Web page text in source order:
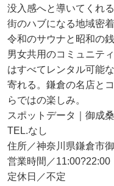
没入感へと導いてくれる
街のハブになる地域密
令和のサウナと昭和の
男女共用のコミュニテ
はすべてレンタル可能
寄れる。鎌倉の名店と
らではの楽しみ。
スポットデータ｜御成
TEL.なし
住所／神奈川県鎌倉市
営業時間／
定休日／不定